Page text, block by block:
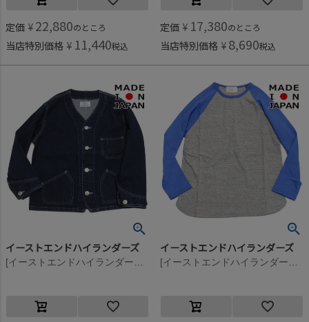
定価 ¥ 22,880のところ
当店特別価格 ¥ 11,440税込
定価 ¥ 17,380のところ
当店特別価格 ¥ 8,690税込
イーストエンドハイランダーズ イーストエンドハイランダーズ